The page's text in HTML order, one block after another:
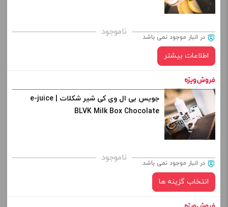
ناموجود در انبار موجود نمی باشد
اطلاعات بیشتر
جویس بی ال وی کی شیر شکلات | e-juice
BLVK Milk Box Chocolate
ناموجود در انبار موجود نمی باشد
انتخاب گزینه ها